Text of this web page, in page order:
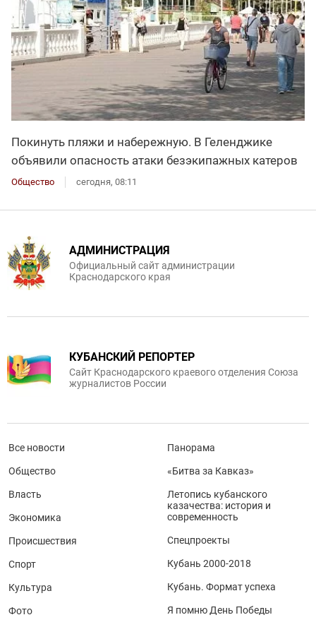
Покинуть пляжи и набережную. В Геленджике
объявили опасность атаки безэкипажных катеров
Общество сегодня, 08:11
АДМИНИСТРАЦИЯ
Официальный сайт администрации
Краснодарского края
КУБАНСКИЙ РЕПОРТЕР
Сайт Краснодарского краевого отделения Союза
журналистов России
Все новости
Общество
Власть
Экономика
Происшествия
Спорт
Культура
Фото
Панорама
«Битва за Кавказ»
Летопись кубанского
казачества: история и
современность
Спецпроекты
Кубань 2000-2018
Кубань. Формат успеха
Я помню День Победы